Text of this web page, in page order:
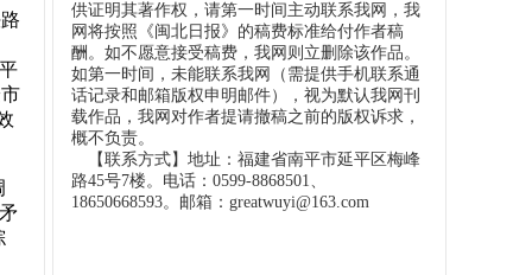
供证明其著作权，请第一时间主动联系我网，我
网将按照《闽北日报》的稿费标准给付作者稿
酬。如不愿意接受稿费，我网则立删除该作品。
如第一时间，未能联系我网（需提供手机联系通
话记录和邮箱版权申明邮件），视为默认我网刊
载作品，我网对作者提请撤稿之前的版权诉求，
概不负责。
【联系方式】地址：福建省南平市延平区梅峰
路45号7楼。电话：0599-8868501、
18650668593。邮箱：greatwuyi@163.com